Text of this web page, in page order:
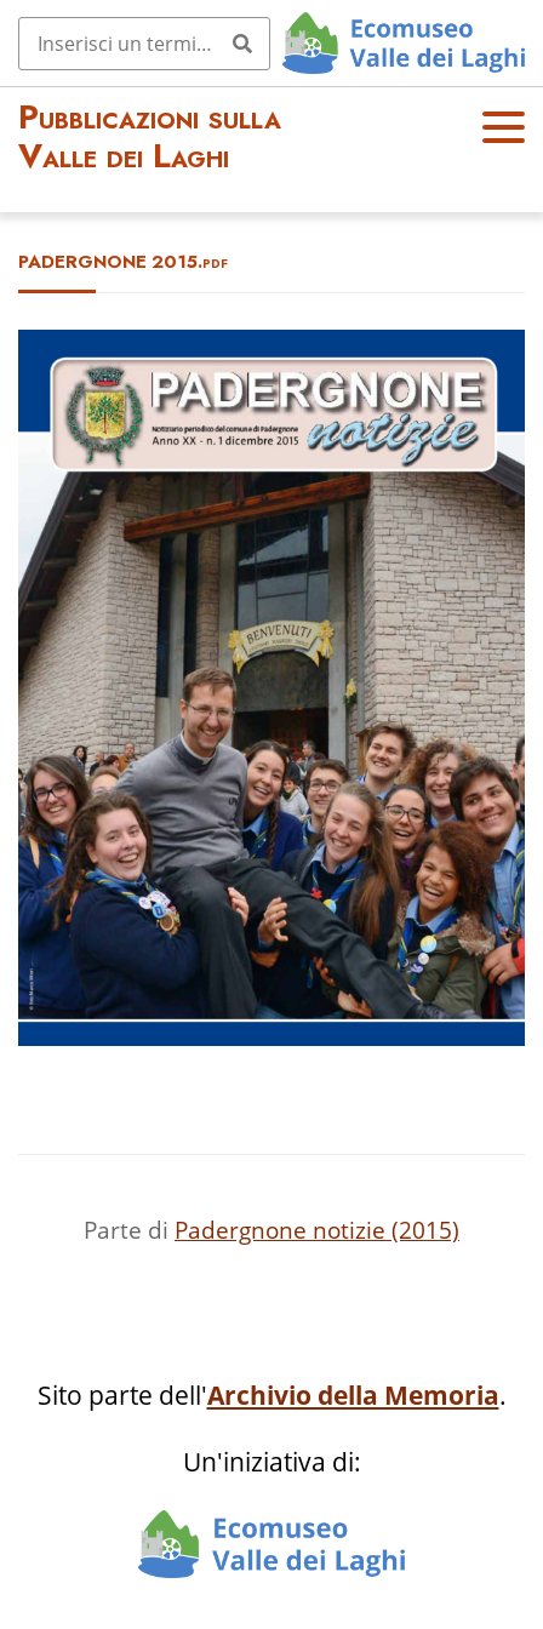
Pubblicazioni sulla
Valle dei Laghi
OPE
PADERGNONE 2015.pdf
Parte di Padergnone notizie (2015)
Sito parte dell'Archivio della Memoria.
Un'iniziativa di: